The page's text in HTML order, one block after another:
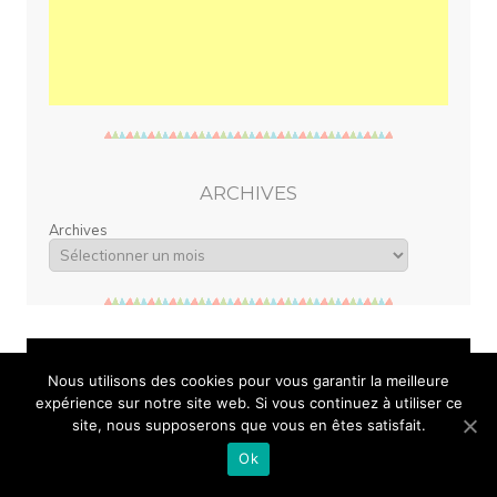
ARCHIVES
Archives
Maman au Balcon, le blog d'une maman près de Bordeaux en
Gironde. Un blog famille, food et lifestyle.
©Maman au Balcon 2020 Toutes les photos et textes publiés sur
ce blog, sauf mentions contraire, sont la propriété exclusive de
Nous utilisons des cookies pour vous garantir la meilleure
expérience sur notre site web. Si vous continuez à utiliser ce
site, nous supposerons que vous en êtes satisfait.
Ok